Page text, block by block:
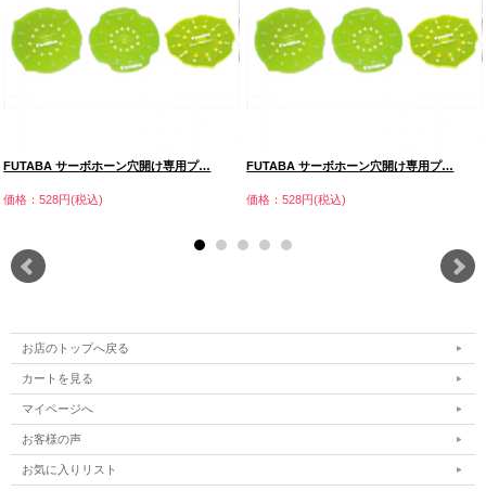
FUTABA サーボホーン穴開け専用プ…
価格：528円(税込)
FUTABA サーボホーン穴開け専用プ…
価格：528円(税込)
お店のトップへ戻る
カートを見る
マイページへ
お客様の声
お気に入りリスト